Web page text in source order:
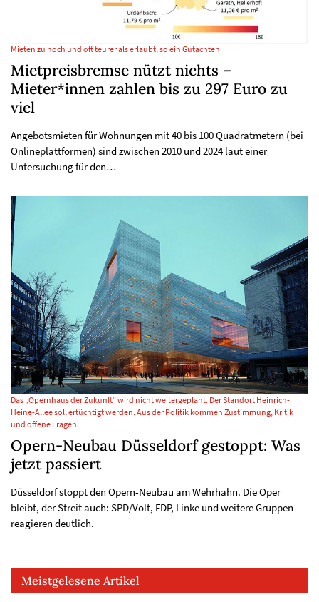
Mieten zu hoch und oft teurer als erlaubt, so ein Gutachten
Mietpreisbremse nützt nichts –
Mieter*innen zahlen bis zu 297 Euro zu
viel
Angebotsmieten für Wohnungen mit 40 bis 100 Quadratmetern (bei
Onlineplattformen) sind zwischen 2010 und 2024 laut einer
Untersuchung für den…
Das „Opernhaus der Zukunft“ wird nicht weitergeplant. Der Standort Heinrich-
Heine-Allee soll ertüchtigt werden. Aus der Politik kommen Zustimmung, Kritik
und offene Fragen.
Opern-Neubau Düsseldorf gestoppt: Was
jetzt passiert
Düsseldorf stoppt den Opern-Neubau am Wehrhahn. Die Oper
bleibt, der Streit auch: SPD/Volt, FDP, Linke und weitere Gruppen
reagieren deutlich.
Meistgelesene Artikel